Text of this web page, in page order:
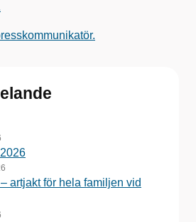
artjakt för hela familjen vid